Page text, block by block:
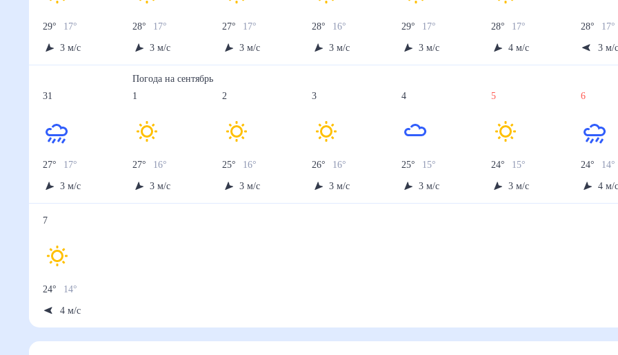
29° 17°
3 м/с
28° 17°
3 м/с
27° 17°
3 м/с
28° 16°
3 м/с
29° 17°
3 м/с
28° 17°
4 м/с
28° 17°
3 м/
31
27° 17°
3 м/с
Погода насентябрь
1
27° 16°
3 м/с
2
25° 16°
3 м/с
3
26° 16°
3 м/с
4
25° 15°
3 м/с
5
24° 15°
3 м/с
6
24° 14°
4 м/
7
24° 14°
4 м/с